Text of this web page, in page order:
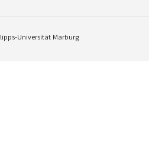
Universität Marburg